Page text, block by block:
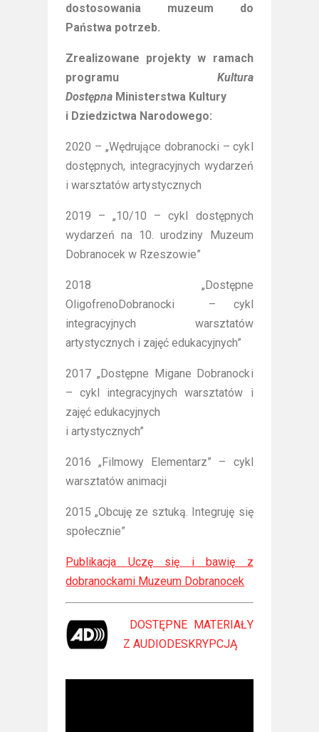
dostosowania muzeum do
Państwa potrzeb.
Zrealizowane projekty w ramach
programu Kultura
Dostępna Ministerstwa Kultury
i Dziedzictwa Narodowego:
2020 – „Wędrujące dobranocki – cykl
dostępnych, integracyjnych wydarzeń
i warsztatów artystycznych
2019 – „10/10 – cykl dostępnych
wydarzeń na 10. urodziny Muzeum
Dobranocek w Rzeszowie”
2018 „Dostępne
OligofrenoDobranocki – cykl
integracyjnych warsztatów
artystycznych i zajęć edukacyjnych”
2017 „Dostępne Migane Dobranocki
– cykl integracyjnych warsztatów i
zajęć edukacyjnych
i artystycznych”
2016 „Filmowy Elementarz” – cykl
warsztatów animacji
2015 „Obcuję ze sztuką. Integruję się
społecznie”
Publikacja Uczę się i bawię z
dobranockami Muzeum Dobranocek
DOSTĘPNE MATERIAŁY
ZAUDIODESKRYPCJĄ